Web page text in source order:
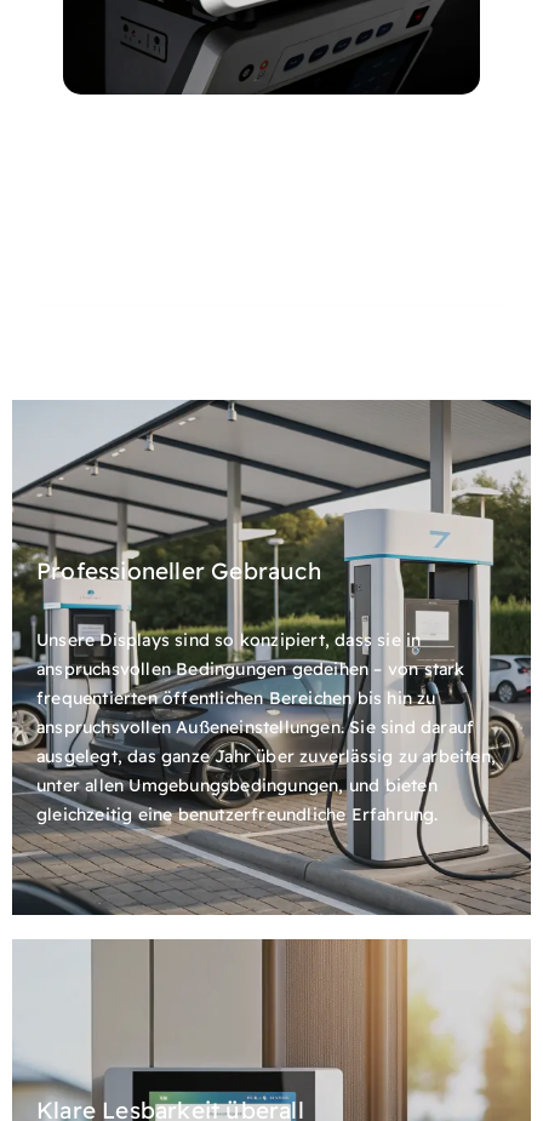
Professioneller Gebrauch
Unsere Displays sind so konzipiert, dass sie in
anspruchsvollen Bedingungen gedeihen – von stark
frequentierten öffentlichen Bereichen bis hin zu
anspruchsvollen Außeneinstellungen. Sie sind darauf
ausgelegt, das ganze Jahr über zuverlässig zu arbeiten,
unter allen Umgebungsbedingungen, und bieten
gleichzeitig eine benutzerfreundliche Erfahrung.
Klare Lesbarkeit überall